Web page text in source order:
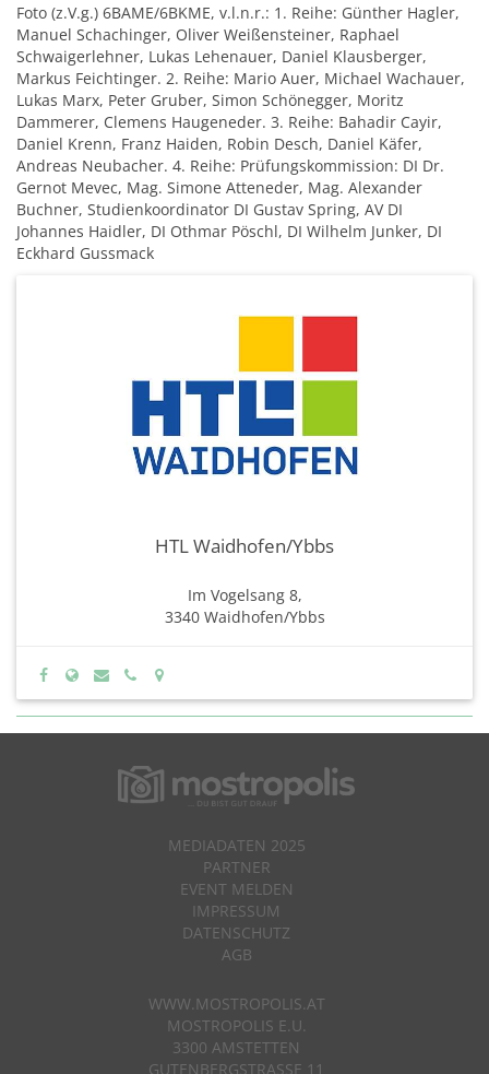
Foto (z.V.g.) 6BAME/6BKME, v.l.n.r.: 1. Reihe: Günther Hagler,
Manuel Schachinger, Oliver Weißensteiner, Raphael
Schwaigerlehner, Lukas Lehenauer, Daniel Klausberger,
Markus Feichtinger. 2. Reihe: Mario Auer, Michael Wachauer,
Lukas Marx, Peter Gruber, Simon Schönegger, Moritz
Dammerer, Clemens Haugeneder. 3. Reihe: Bahadir Cayir,
Daniel Krenn, Franz Haiden, Robin Desch, Daniel Käfer,
Andreas Neubacher. 4. Reihe: Prüfungskommission: DI Dr.
Gernot Mevec, Mag. Simone Atteneder, Mag. Alexander
Buchner, Studienkoordinator DI Gustav Spring, AV DI
Johannes Haidler, DI Othmar Pöschl, DI Wilhelm Junker, DI
Eckhard Gussmack
HTL Waidhofen/Ybbs
Im Vogelsang 8,
3340 Waidhofen/Ybbs
MEDIADATEN 2025
PARTNER
EVENT MELDEN
IMPRESSUM
DATENSCHUTZ
AGB
WWW.MOSTROPOLIS.AT
MOSTROPOLIS E.U.
3300 AMSTETTEN
GUTENBERGSTRASSE 11